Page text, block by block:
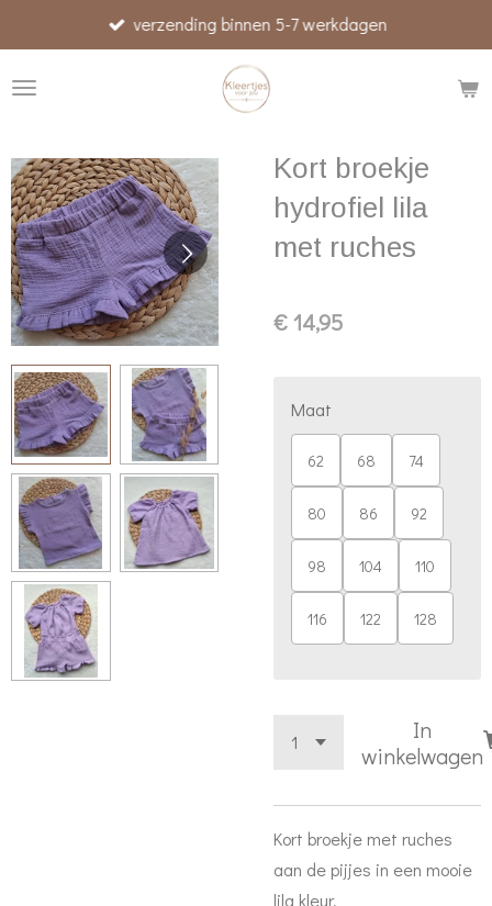
direct
naar
verzending binnen 5-7 werkdagen
Kort broekje
hydrofiel lila
met ruches
€ 14,95
Maat
62 68 74
80 86 92
98 104 110
116 122 128
In
winkelwagen
Kort broekje met ruches
aan de pijjes in een mooie
lila kleur.